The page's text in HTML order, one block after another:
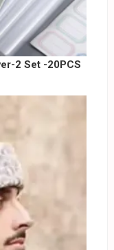
2 Set -20PCS